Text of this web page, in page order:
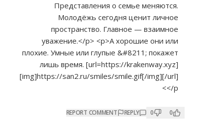
Представления о семье меняются.
Молодёжь сегодня ценит личное
пространство. Главное — взаимное
уважение.</p> <p>А хорошие они или
плохие. Умные или глупые &#8211; покажет
лишь время. [url=https://krakenway.xyz]
[img]https://san2.ru/smiles/smile.gif[/img][/url]
</p>
0
0
REPLY
REPORT COMMENT